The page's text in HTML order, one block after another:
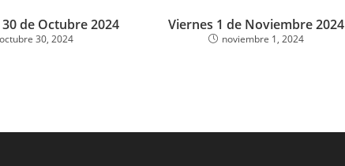
de Octubre 2024
octubre 30, 2024
Viernes 1 de Noviembre 2024
noviembre 1, 2024